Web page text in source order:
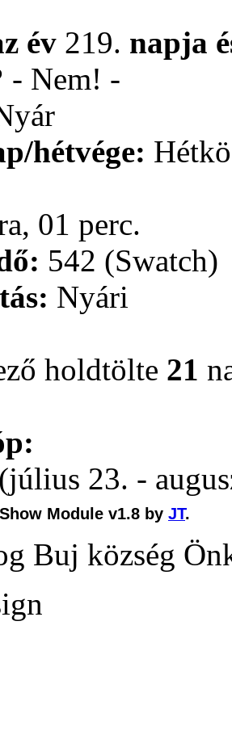
év 219. napja
- Nem! -
hétvége:
01 perc.
542 (Swatch)
Nyári
holdtölte 21
23. -
Module v1.8 by JT.
Buj község